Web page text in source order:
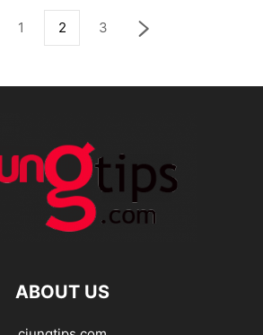
1 2 3
ABOUT US